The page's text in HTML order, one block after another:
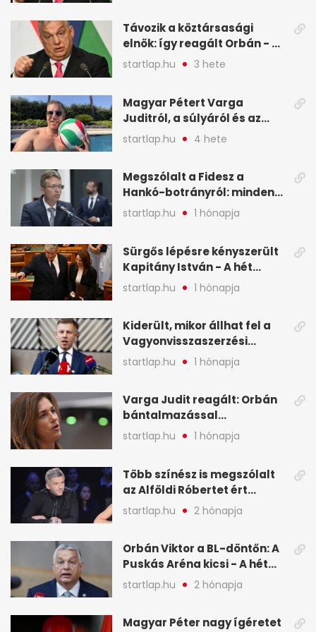
Távozik a köztársasági
elnök: így reagált Orbán - A
hét legfontosabb hírei
képekben
startlap.hu 3 hete
Magyar Pétert Varga
Juditról, a súlyáról és az
alvásidejéről is faggatták a
Redditen, sok kérdésre sírva
A hét legfontosabb hírei
képekben
startlap.hu 4 hete
Megszólalt a Fidesz a
Hankó-botrányról: minden
forint jó helyre ment - A hét
legfontosabb hírei
startlap.hu 1 hónapja
Sürgős lépésre kényszerült
Kapitány István - A hét
legfontosabb hírei
képekben
startlap.hu 1 hónapja
Kiderült, mikor állhat fel a
Vagyonvisszaszerzési
Hivatal - A hét legfontosabb
hírei képekben
startlap.hu 1 hónapja
Varga Judit reagált: Orbán
bántalmazással
kapcsolatban emlegette - A
hét legfontosabb hírei
startlap.hu 1 hónapja
Több színész is megszólalt
az Alföldi Róbertet ért
vádakról - A hét
legfontosabb hírei
startlap.hu 2 hónapja
Orbán Viktor a BL-döntőn: A
Puskás Aréna kicsi - A hét
legfontosabb hírei képeken
startlap.hu 2 hónapja
Magyar Péter nagy ígéretet